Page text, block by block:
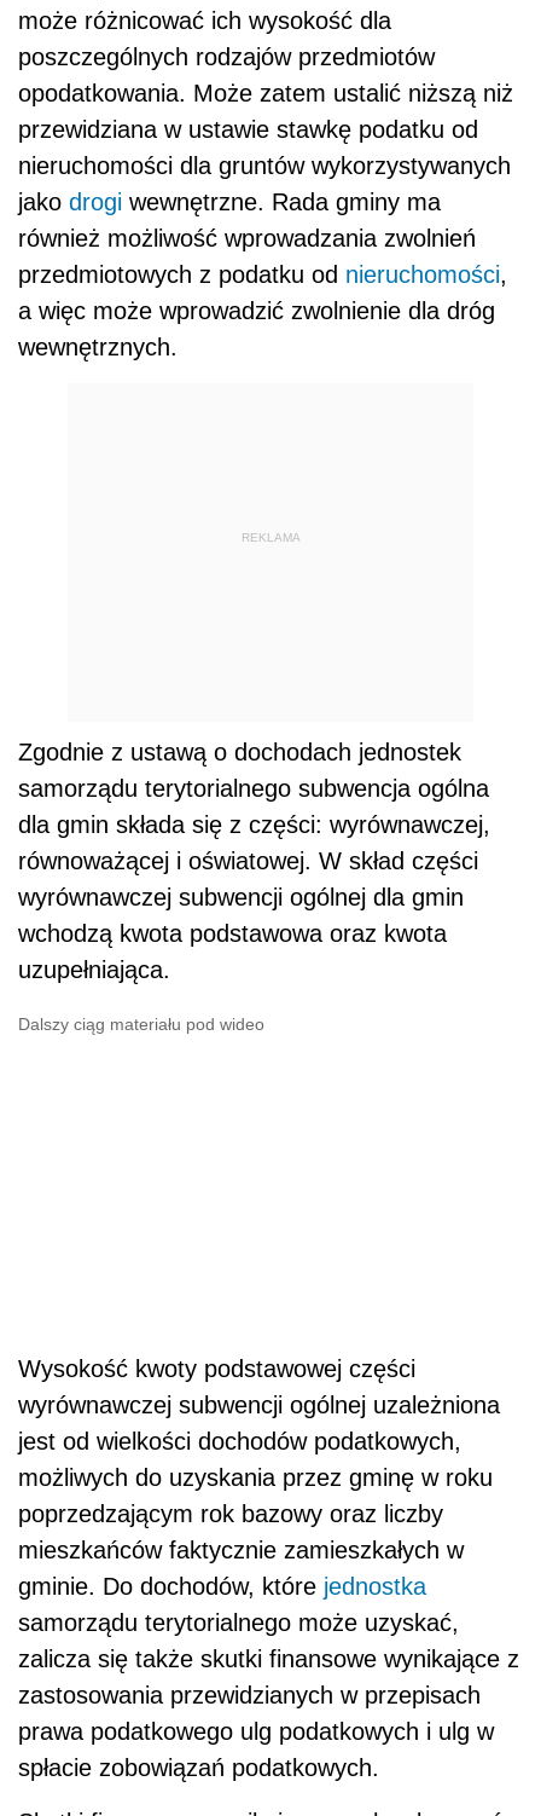
może różnicować ich wysokość dla
poszczególnych rodzajów przedmiotów
opodatkowania. Może zatem ustalić niższą niż
przewidziana w ustawie stawkę podatku od
nieruchomości dla gruntów wykorzystywanych
jako drogi wewnętrzne. Rada gminy ma
również możliwość wprowadzania zwolnień
przedmiotowych z podatku od nieruchomości,
a więc może wprowadzić zwolnienie dla dróg
wewnętrznych.
REKLAMA
Zgodnie z ustawą o dochodach jednostek
samorządu terytorialnego subwencja ogólna
dla gmin składa się z części: wyrównawczej,
równoważącej i oświatowej. W skład części
wyrównawczej subwencji ogólnej dla gmin
wchodzą kwota podstawowa oraz kwota
uzupełniająca.
Dalszy ciąg materiału pod wideo
Wysokość kwoty podstawowej części
wyrównawczej subwencji ogólnej uzależniona
jest od wielkości dochodów podatkowych,
możliwych do uzyskania przez gminę w roku
poprzedzającym rok bazowy oraz liczby
mieszkańców faktycznie zamieszkałych w
gminie. Do dochodów, które jednostka
samorządu terytorialnego może uzyskać,
zalicza się także skutki finansowe wynikające z
zastosowania przewidzianych w przepisach
prawa podatkowego ulg podatkowych i ulg w
spłacie zobowiązań podatkowych.